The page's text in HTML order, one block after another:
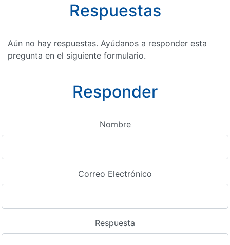
Respuestas
Aún no hay respuestas. Ayúdanos a responder esta
pregunta en el siguiente formulario.
Responder
Nombre
Correo Electrónico
Respuesta